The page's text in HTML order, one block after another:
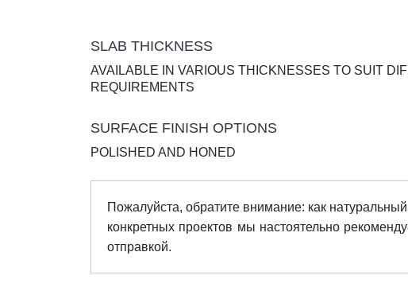
SLAB THICKNESS
AVAILABLE IN VARIOUS THICKNESSES TO SUIT
REQUIREMENTS
SURFACE FINISH OPTIONS
POLISHED AND HONED
Пожалуйста, обратите внимание: как
конкретных проектов мы настоятельно
отправкой.